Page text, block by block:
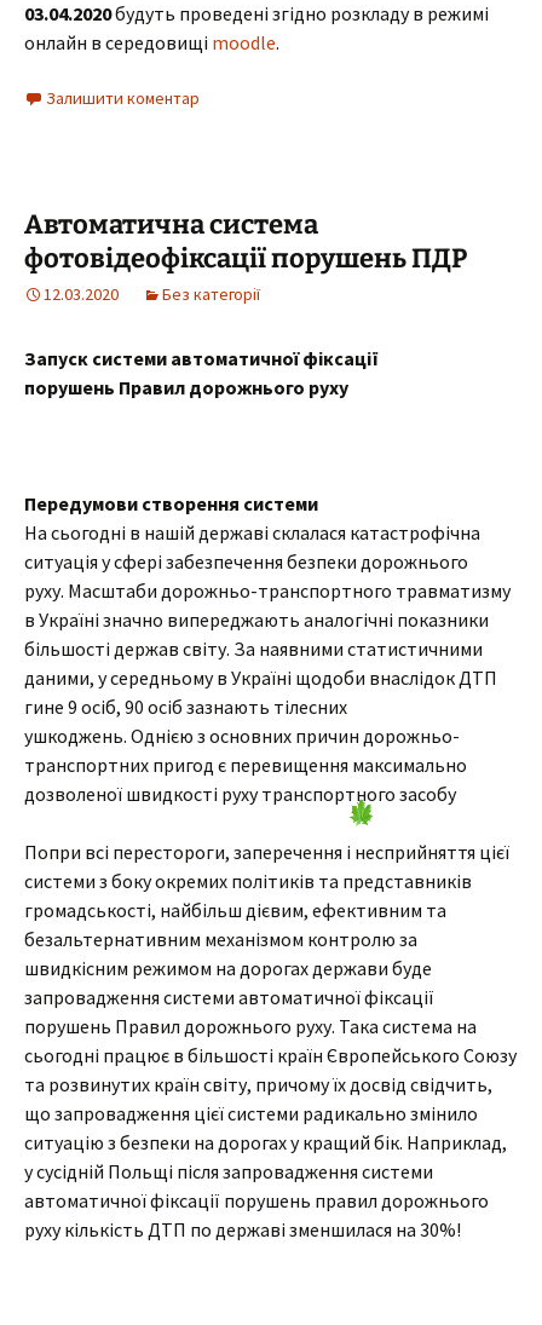
03.04.2020будуть проведені згідно розкладу в режимі
онлайн в середовищі moodle.
Залишити коментар
Автоматична система
фотовідеофіксації порушень ПДР
12.03.2020 Без категорії
Запуск системи автоматичної фіксації
порушень Правил дорожнього руху
Передумови створення системи
На сьогодні в нашій державі склалася катастрофічна
ситуація у сфері забезпечення безпеки дорожнього
руху. Масштаби дорожньо-транспортного травматизму
в Україні значно випереджають аналогічні показники
більшості держав світу. За наявними статистичними
даними, у середньому в Україні щодоби внаслідок ДТП
гине 9 осіб, 90 осіб зазнають тілесних
ушкоджень. Однією з основних причин дорожньо-
транспортних пригод є перевищення максимально
дозволеної швидкості руху транспортного засобу
Попри всі перестороги, заперечення і несприйняття цієї
системи з боку окремих політиків та представників
громадськості, найбільш дієвим, ефективним та
безальтернативним механізмом контролю за
швидкісним режимом на дорогах держави буде
запровадження системи автоматичної фіксації
порушень Правил дорожнього руху. Така система на
сьогодні працює в більшості країн Європейського Союзу
та розвинутих країн світу, причому їх досвід свідчить,
що запровадження цієї системи радикально змінило
ситуацію з безпеки на дорогах у кращий бік. Наприклад,
у сусідній Польщі після запровадження системи
автоматичної фіксації порушень правил дорожнього
руху кількість ДТП по державі зменшилася на 30%!